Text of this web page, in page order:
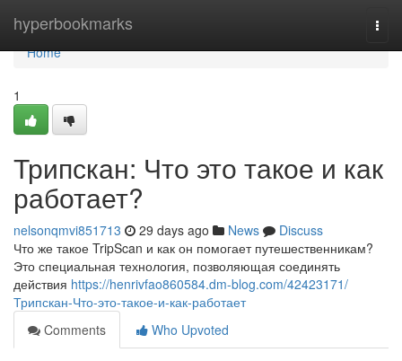
hyperbookmarks
Home
Home
1
Трипскан: Что это такое и как
работает?
nelsonqmvi851713 29 days ago News
Discuss
Что же такое TripScan и как он помогает путешественникам?
Это специальная технология, позволяющая соединять
действия https://henrivfao860584.dm-blog.com/42423171/
Трипскан-Что-это-такое-и-как-работает
Comments
Who Upvoted